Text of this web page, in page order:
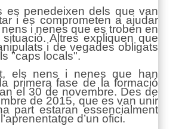
es penedeixen dels que van
i es comprometen a ajudar
i nenes que es troben en
situació. Altres expliquen que
i de vegades obligats
"caps locals".
els nens i nenes que han
primera fase de la formació
el 30 de novembre. Des de
de 2015, que es van unir
part estaran essencialment
d’un ofici.